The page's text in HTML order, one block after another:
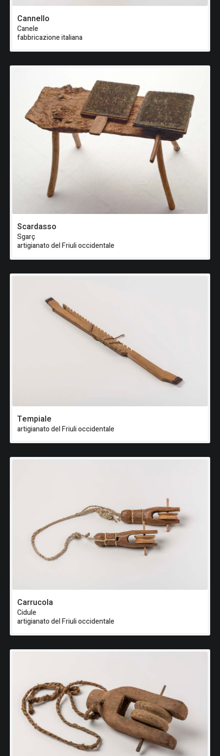
Cannello
Canele
fabbricazione italiana
Scardasso
Sgarç
artigianato del Friuli occidentale
Tempiale
artigianato del Friuli occidentale
Carrucola
Cidule
artigianato del Friuli occidentale